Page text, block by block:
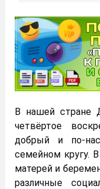
В нашей стране
четвёртое
добрый и по-
семейном кругу.
матерей и
различные